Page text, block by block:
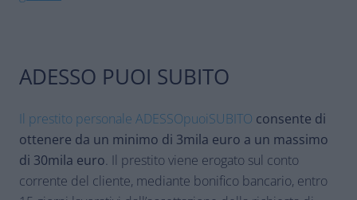
ADESSO PUOI SUBITO
Il prestito personale ADESSOpuoiSUBITO consente di
ottenere da un minimo di 3mila euro a un massimo
di 30mila euro. Il prestito viene erogato sul conto
corrente del cliente, mediante bonifico bancario, entro